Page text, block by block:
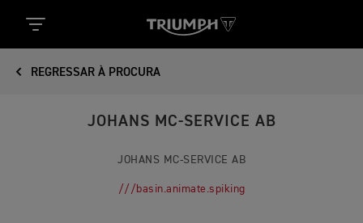
REGRESSAR À PROCURA
JOHANS MC-SERVICE AB
JOHANS MC-SERVICE AB
///basin.animate.spiking